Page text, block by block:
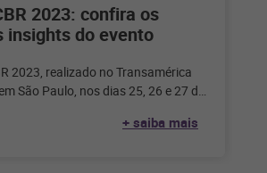
2023: confira os
insights do evento
2023, realizado no Transamérica
São Paulo, nos dias 25, 26 e 27 de
+ saiba mais